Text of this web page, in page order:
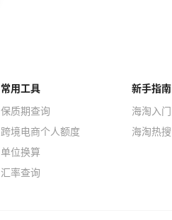
常用工具
保质期查询
跨境电商个人额度
单位换算
汇率查询
新手指南
海淘入门
海淘热搜